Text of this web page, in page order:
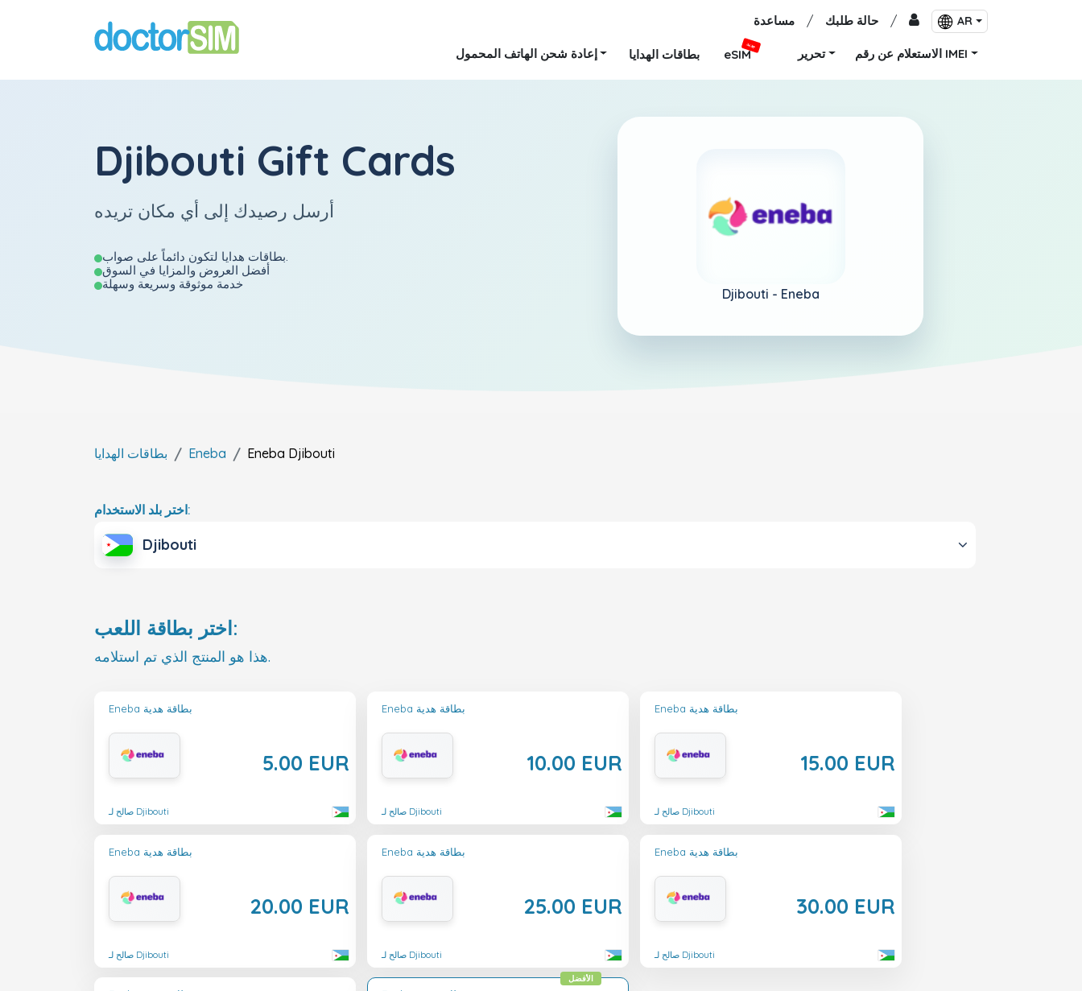
مساعدة / حالة طلبك / AR
إعادة شحن الهاتف المحمول بطاقات الهدايا eSIM
جديد
تحرير الاستعلام عن رقم IMEI
Djibouti Gift Cards
أرسل رصيدك إلى أي مكان تريده
بطاقات هدايا لتكون دائماً على صواب.
أفضل العروض والمزايا في السوق
خدمة موثوقة وسريعة وسهلة
Djibouti - Eneba
بطاقات الهدايا Eneba Eneba Djibouti
اختر بلد الاستخدام:
Djibouti
اختر بطاقة اللعب:
هذا هو المنتج الذي تم استلامه.
Eneba بطاقة هدية
5.00 EUR
صالح لـ Djibouti
Eneba بطاقة هدية
10.00 EUR
صالح لـ Djibouti
Eneba بطاقة هدية
15.00 EUR
صالح لـ Djibouti
Eneba بطاقة هدية
20.00 EUR
صالح لـ Djibouti
Eneba بطاقة هدية
25.00 EUR
صالح لـ Djibouti
Eneba بطاقة هدية
30.00 EUR
صالح لـ Djibouti
الأفضل